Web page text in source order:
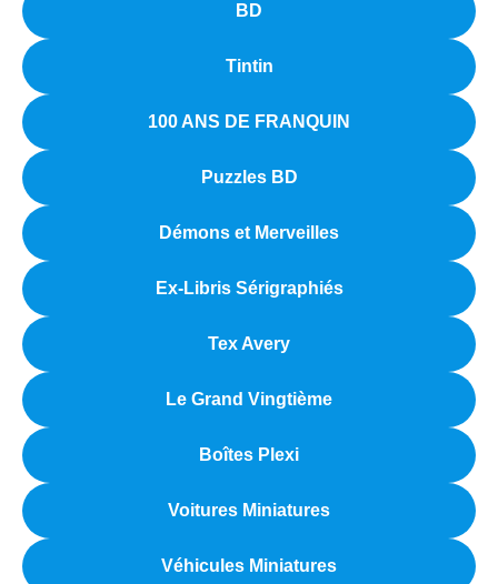
BD
Tintin
100 ANS DE FRANQUIN
Puzzles BD
Démons et Merveilles
Ex-Libris Sérigraphiés
Tex Avery
Le Grand Vingtième
Boîtes Plexi
Voitures Miniatures
Véhicules Miniatures